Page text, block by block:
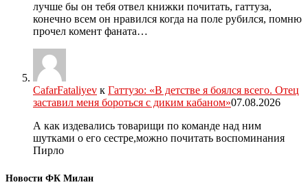
лучше бы он тебя отвел книжки почитать, гаттуза,
конечно всем он нравился когда на поле рубился, помню
прочел комент фаната…
CafarFataliyev к Гаттузо: «В детстве я боялся всего. Отец
заставил меня бороться с диким кабаном»07.08.2026
А как издевались товарищи по команде над ним
шутками о его сестре,можно почитать воспоминания
Пирло
Новости ФК Милан